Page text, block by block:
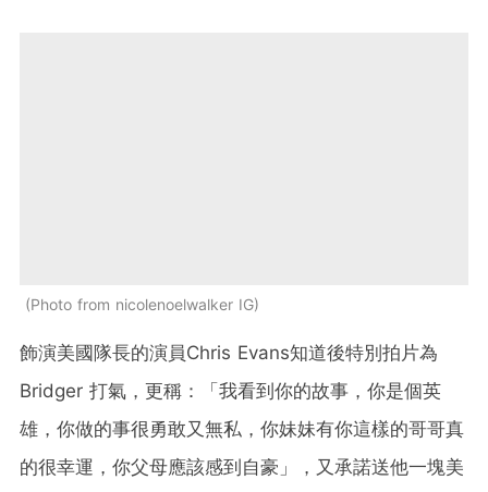
Photo from nicolenoelwalker IG
飾演美國隊長的演員Chris Evans知道後特別拍片為
Bridger 打氣，更稱：「我看到你的故事，你是個英
雄，你做的事很勇敢又無私，你妹妹有你這樣的哥哥真
的很幸運，你父母應該感到自豪」，又承諾送他一塊美